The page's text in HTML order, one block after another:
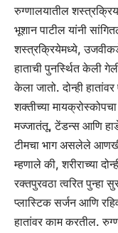
रुग्णालयातील
भूशान पाटील यांनी
शस्त्रक्रियेमध्ये, उजवीकडे
हाताची पुनर्स्थित केली
केला जातो. दोन्ही
शक्तीच्या
मज्जातंतू, टेंडन्स आणि
टीमचा भाग असलेले आणखी
म्हणाले की, शरीराच्या
रक्तपुरवठा त्वरित पुन्हा
प्लास्टिक सर्जन आणि
हातांवर काम करतील.